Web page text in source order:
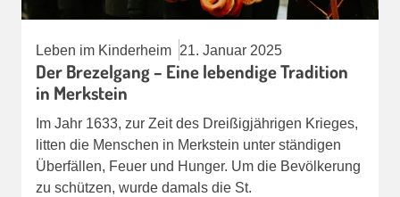
Leben im Kinderheim 21. Januar 2025
Der Brezelgang – Eine lebendige Tradition
in Merkstein
Im Jahr 1633, zur Zeit des Dreißigjährigen Krieges,
litten die Menschen in Merkstein unter ständigen
Überfällen, Feuer und Hunger. Um die Bevölkerung
zu schützen, wurde damals die St.